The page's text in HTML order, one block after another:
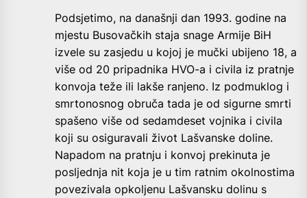
Podsjetimo, na današnji dan 1993. godine na
mjestu Busovačkih staja snage Armije BiH
izvele su zasjedu u kojoj je mučki ubijeno 18, a
više od 20 pripadnika HVO-a i civila iz pratnje
konvoja teže ili lakše ranjeno. Iz podmuklog i
smrtonosnog obruča tada je od sigurne smrti
spašeno više od sedamdeset vojnika i civila
koji su osiguravali život Lašvanske doline.
Napadom na pratnju i konvoj prekinuta je
posljednja nit koja je u tim ratnim okolnostima
povezivala opkoljenu Lašvansku dolinu s